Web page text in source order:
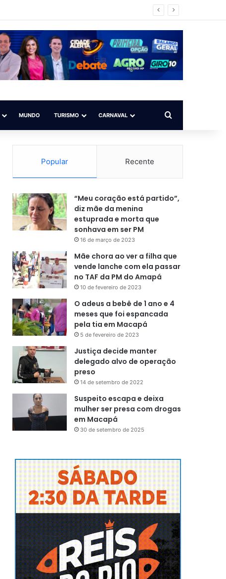
MUNDO TURISMO CARNAVAL Procurar por
Popular Recente
“Meu coração está partido”,
diz mãe da menina
estuprada e morta que
sonhava em ser PM
16 de março de 2023
Mãe chora ao ver a filha que
vende lanche com ela passar
no TAF da PM do Amapá
10 de fevereiro de 2023
O adeus a bebê de 1 ano e 4
meses que foi espancada
pela tia em Macapá
5 de fevereiro de 2023
Justiça decide manter
delegado alvo de operação
preso
14 de setembro de 2022
Suspeito escapa e deixa
mulher ser presa com drogas
em Macapá
30 de setembro de 2025